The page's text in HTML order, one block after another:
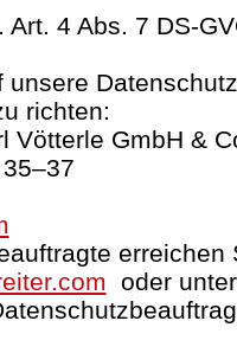
4 Abs. 7 DS-
richten:
Vötterle GmbH &
erreichen
oder